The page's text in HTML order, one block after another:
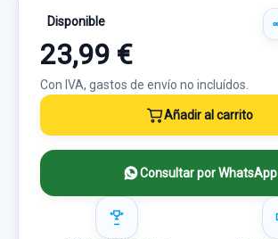
Disponible
23,99 €
Con IVA, gastos de envío no incluídos.
Añadir al carrito
Consultar por WhatsApp